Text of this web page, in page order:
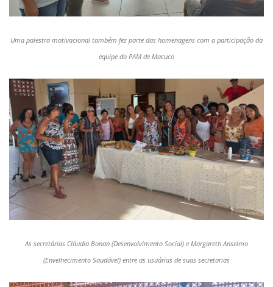
Uma palestra motivacional também fez parte das homenagens com a participação da
equipe do PAM de Macuco
As secretárias Cláudia Bonan (Desenvolvimento Social) e Margareth Anselmo
(Envelhecimento Saudável) entre as usuárias de suas secretarias